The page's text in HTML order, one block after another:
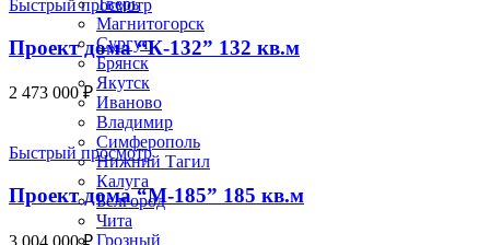
Тверь
Магнитогорск
Сургут
Брянск
Якутск
Иваново
Владимир
Симферополь
Нижний Тагил
Калуга
Белгород
Чита
Грозный
Быстрый просмотр
Проект дома “К-132” 132 кв.м
2 473 000₽
Быстрый просмотр
Проект дома “М-185” 185 кв.м
3 004 000₽